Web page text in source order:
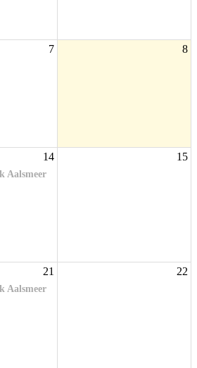
7 8
14
Aalsmeer
15
21
Aalsmeer
22